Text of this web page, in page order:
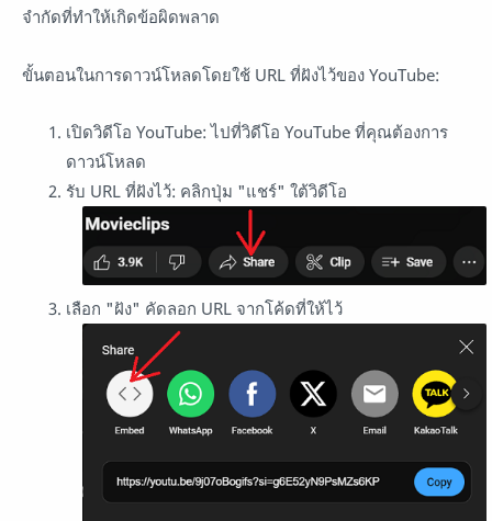
จำกัดที่ทำให้เกิดข้อผิดพลาด
ขั้นตอนในการดาวน์โหลดโดยใช้ URL ที่ฝังไว้ของ YouTube:
เปิดวิดีโอ YouTube: ไปที่วิดีโอ YouTube ที่คุณต้องการ
ดาวน์โหลด
รับ URL ที่ฝังไว้: คลิกปุ่ม "แชร์" ใต้วิดีโอ
เลือก "ฝัง" คัดลอก URL จากโค้ดที่ให้ไว้